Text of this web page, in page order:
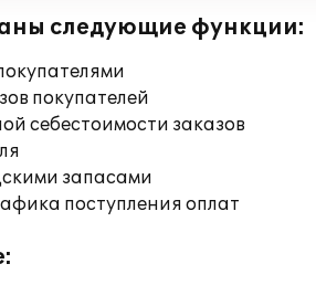
следующие функции:
покупателей
себестоимости заказов
запасами
поступления оплат